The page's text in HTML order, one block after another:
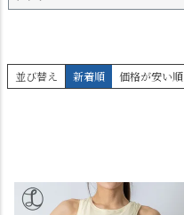
並び替え 新着順 価格が安い順